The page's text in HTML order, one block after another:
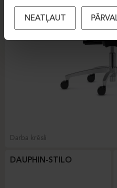
Darba krēsli
DAUPHIN-STILO
NEATĻAUT